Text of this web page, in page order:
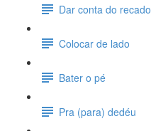
Dar conta do recado
Colocar de lado
Bater o pé
Pra (para) dedéu